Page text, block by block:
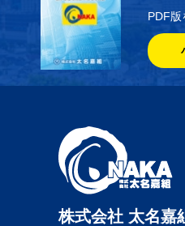
PDF版
株式会社 太名嘉